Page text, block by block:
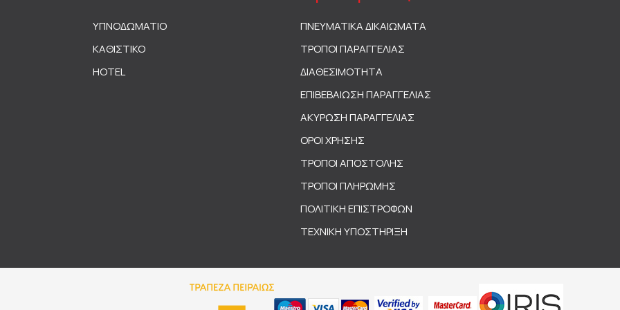
ΥΠΝΟΔΩΜΑΤΙΟ
ΚΑΘΙΣΤΙΚΟ
HOTEL
ΠΝΕΥΜΑΤΙΚΑ ΔΙΚΑΙΩΜΑΤΑ
ΤΡΟΠΟΙ ΠΑΡΑΓΓΕΛΙΑΣ
ΔΙΑΘΕΣΙΜΟΤΗΤΑ
ΕΠΙΒΕΒΑΙΩΣΗ ΠΑΡΑΓΓΕΛΙΑΣ
ΑΚΥΡΩΣΗ ΠΑΡΑΓΓΕΛΙΑΣ
ΟΡΟΙ ΧΡΗΣΗΣ
ΤΡΟΠΟΙ ΑΠΟΣΤΟΛΗΣ
ΤΡΟΠΟΙ ΠΛΗΡΩΜΗΣ
ΠΟΛΙΤΙΚΗ ΕΠΙΣΤΡΟΦΩΝ
ΤΕΧΝΙΚΗ ΥΠΟΣΤΗΡΙΞΗ